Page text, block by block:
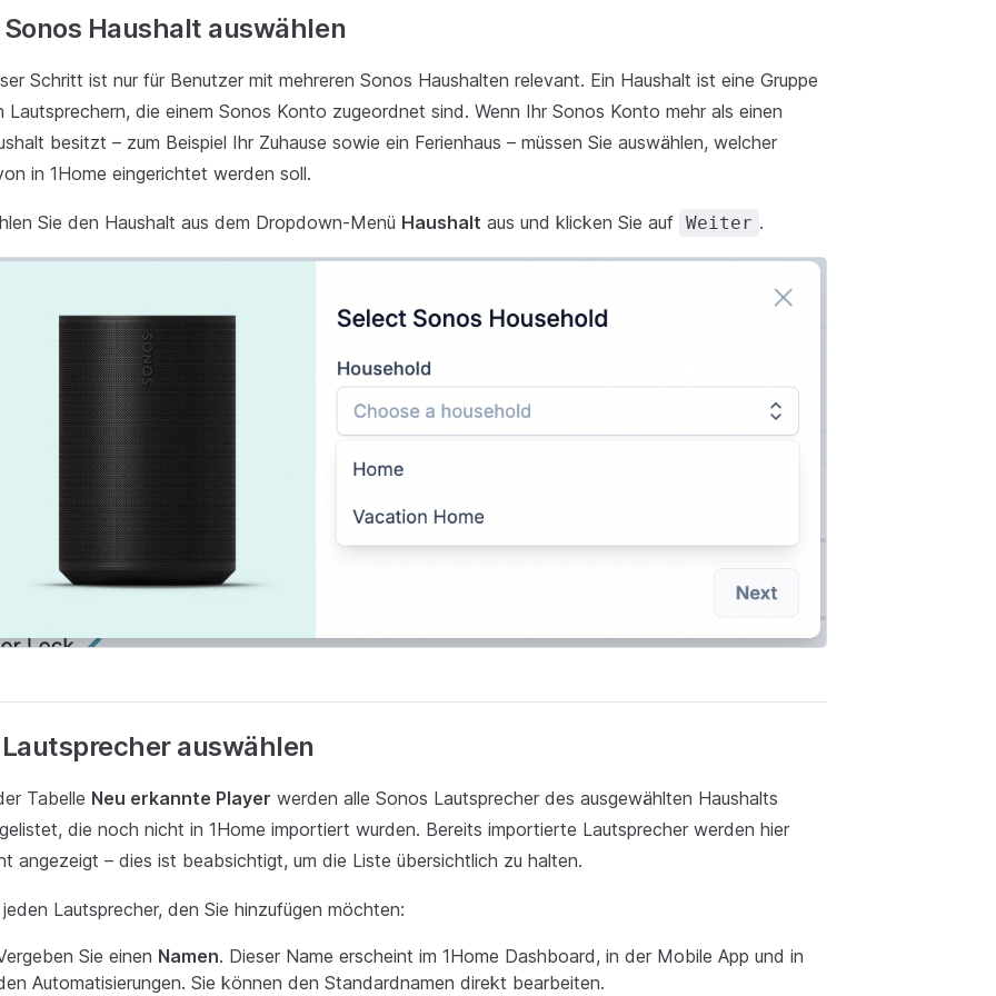
Haushalt auswählen
Schritt ist nur für Benutzer mit mehreren Sonos Haushalten relevant. Ein Haushalt ist eine Gruppe
Lautsprechern, die einem Sonos Konto zugeordnet sind. Wenn Ihr Sonos Konto mehr als einen
besitzt – zum Beispiel Ihr Zuhause sowie ein Ferienhaus – müssen Sie auswählen, welcher
in 1Home eingerichtet werden soll.
Sie den Haushalt aus dem Dropdown-Menü Haushalt aus und klicken Sie auf Weiter .
auswählen
Tabelle Neu erkannte Player werden alle Sonos Lautsprecher des ausgewählten Haushalts
die noch nicht in 1Home importiert wurden. Bereits importierte Lautsprecher werden hier
angezeigt – dies ist beabsichtigt, um die Liste übersichtlich zu halten.
jeden Lautsprecher, den Sie hinzufügen möchten:
Sie einen Namen. Dieser Name erscheint im 1Home Dashboard, in der Mobile App und in
Automatisierungen. Sie können den Standardnamen direkt bearbeiten.